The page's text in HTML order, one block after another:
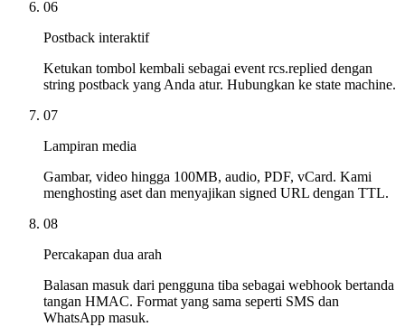
06
Postback interaktif
Ketukan tombol kembali sebagai event rcs.replied dengan
string postback yang Anda atur. Hubungkan ke state machine.
07
Lampiran media
Gambar, video hingga 100MB, audio, PDF, vCard. Kami
menghosting aset dan menyajikan signed URL dengan TTL.
08
Percakapan dua arah
Balasan masuk dari pengguna tiba sebagai webhook bertanda
tangan HMAC. Format yang sama seperti SMS dan
WhatsApp masuk.